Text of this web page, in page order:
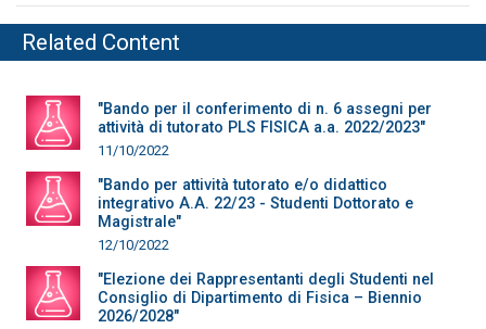
Related Content
"Bando per il conferimento di n. 6 assegni per
attività di tutorato PLS FISICA a.a. 2022/2023"
11/10/2022
"Bando per attività tutorato e/o didattico
integrativo A.A. 22/23 - Studenti Dottorato e
Magistrale"
12/10/2022
"Elezione dei Rappresentanti degli Studenti nel
Consiglio di Dipartimento di Fisica – Biennio
2026/2028"